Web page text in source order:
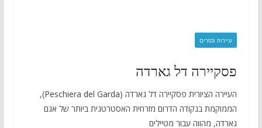
עיירות וכפרים
פסקיירה דל גארדה
העיירה הציורית פסקיירה דל גארדה (Peschiera del Garda),
הממוקמת בנקודה הדרום מזרחית האסטרטגית ביותר של אגם
גארדה, מהווה עבור מטיילים